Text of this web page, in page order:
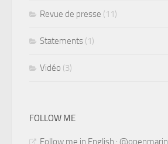
Revue de presse (11)
Statements (1)
Vidéo (3)
FOLLOW ME
Follow me in English : @openmarin